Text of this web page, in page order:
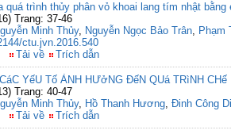
quá trình thủy phân vỏ khoai lang tím nhật
Trang: 37-46
Minh Thủy, Nguyễn Ngọc Bảo Trân, Phạm
ctu.jvn.2016.540
Tải về Trích dẫn
YếU Tố ẢNH HƯởNG ĐếN QUá TRìNH
Trang: 40-47
Minh Thủy, Hồ Thanh Hương, Đinh Công
Tải về Trích dẫn